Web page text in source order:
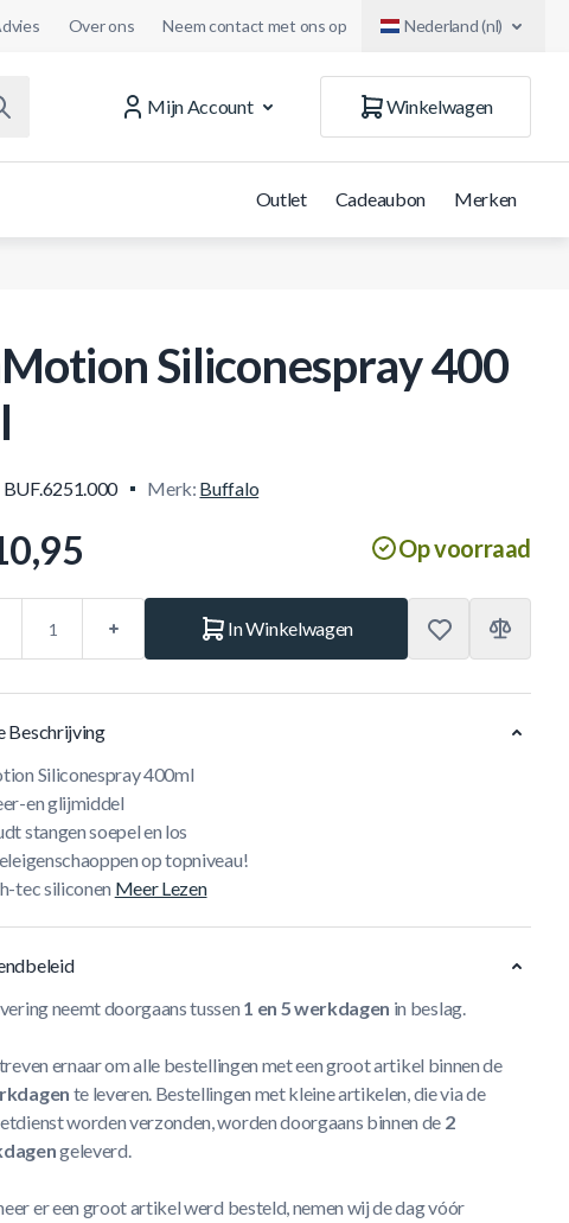
Over ons Neem contact met ons op Nederland (nl)
Mijn Account
Winkelwagen
Outlet Cadeaubon Merken
Siliconespray 400
BUF.6251.000 Merk: Buffalo
Op voorraad
In Winkelwagen
Beschrijving
Siliconespray 400ml
en glijmiddel
stangen soepel en los
op topniveau!
tec siliconen Meer Lezen
neemt doorgaans tussen 1 en 5 werkdagen in beslag.
ernaar om alle bestellingen met een groot artikel binnen de
te leveren. Bestellingen met kleine artikelen, die via de
worden verzonden, worden doorgaans binnen de 2
geleverd.
er een groot artikel werd besteld, nemen wij de dag vóór